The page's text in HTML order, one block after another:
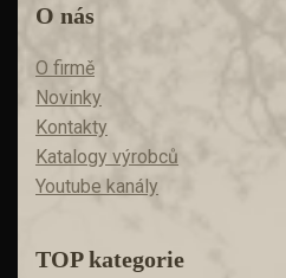
O nás
O firmě
Novinky
Kontakty
Katalogy výrobců
Youtube kanály
TOP kategorie